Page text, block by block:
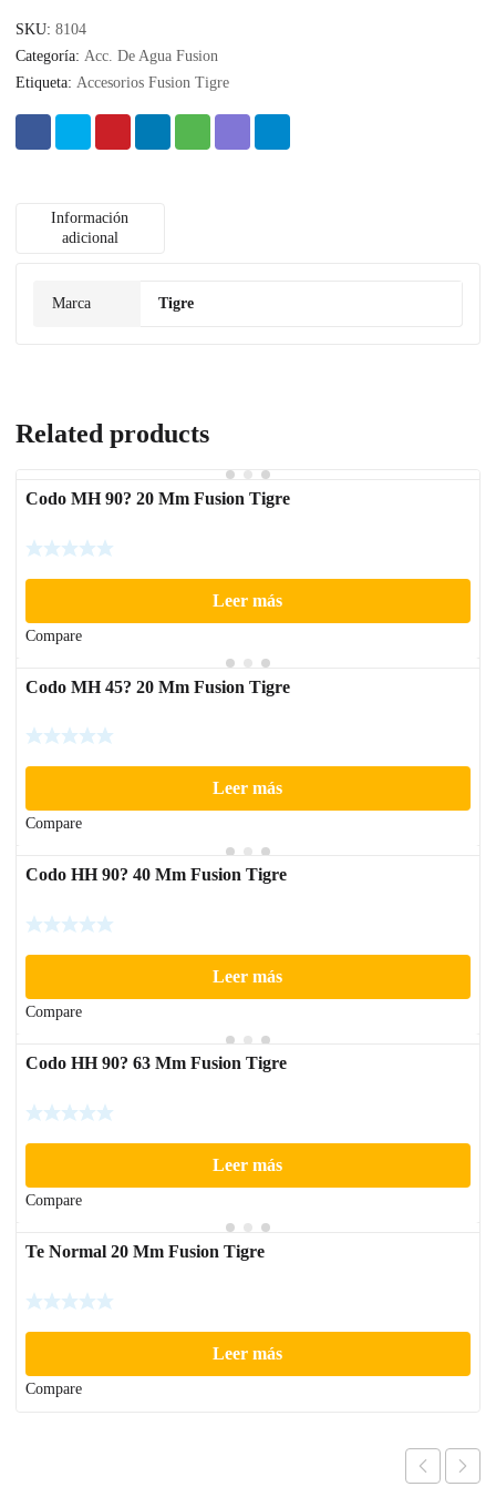
SKU: 8104
Categoría: Acc. De Agua Fusion
Etiqueta: Accesorios Fusion Tigre
Información
adicional
Marca Tigre
Related products
Codo MH 90? 20 Mm Fusion Tigre
Leer más
Compare
Codo MH 45? 20 Mm Fusion Tigre
Leer más
Compare
Codo HH 90? 40 Mm Fusion Tigre
Leer más
Compare
Codo HH 90? 63 Mm Fusion Tigre
Leer más
Compare
Te Normal 20 Mm Fusion Tigre
Leer más
Compare